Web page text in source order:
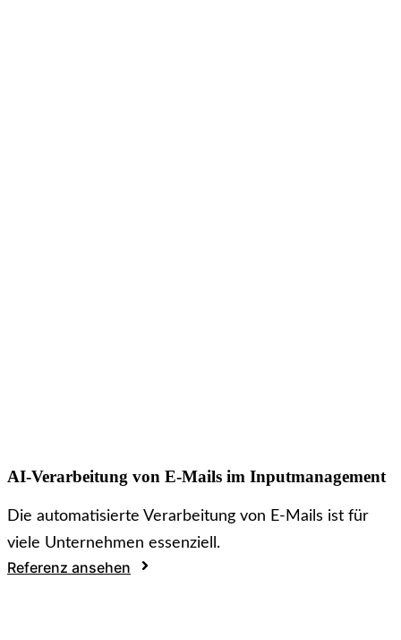
AI-Verarbeitung von E-Mails im Inputmanagement
Die automatisierte Verarbeitung von E-Mails ist für
viele Unternehmen essenziell.
Referenz ansehen